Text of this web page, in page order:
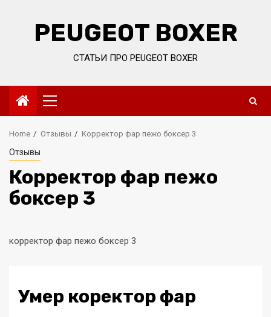
PEUGEOT BOXER
СТАТЬИ ПРО PEUGEOT BOXER
Primary
Menu
Home Отзывы Корректор фар пежо боксер 3
Отзывы
Корректор фар пежо
боксер 3
корректор фар пежо боксер 3
Умер коректор фар